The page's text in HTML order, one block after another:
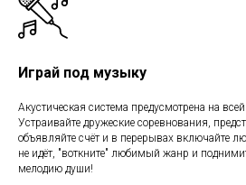
Играй под музыку
Акустическая система предусмотрена на
Устраивайте дружеские соревнования,
объявляйте счёт и в перерывах включайте
не идёт, "воткните" любимый жанр и
мелодию души!